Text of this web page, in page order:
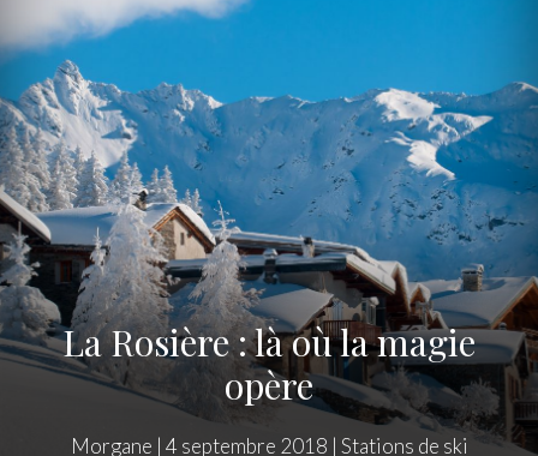
La Rosière : là où la magie
opère
Morgane | 4 septembre 2018 | Stations de ski